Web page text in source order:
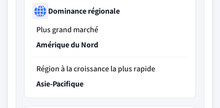
Dominance régionale
Plus grand marché
Amérique du Nord
Région à la croissance la plus rapide
Asie-Pacifique